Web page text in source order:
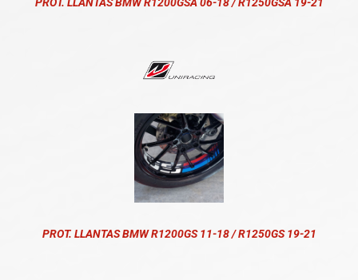
PROT. LLANTAS BMW R1200GS 11-18 / R1250GS 19-21